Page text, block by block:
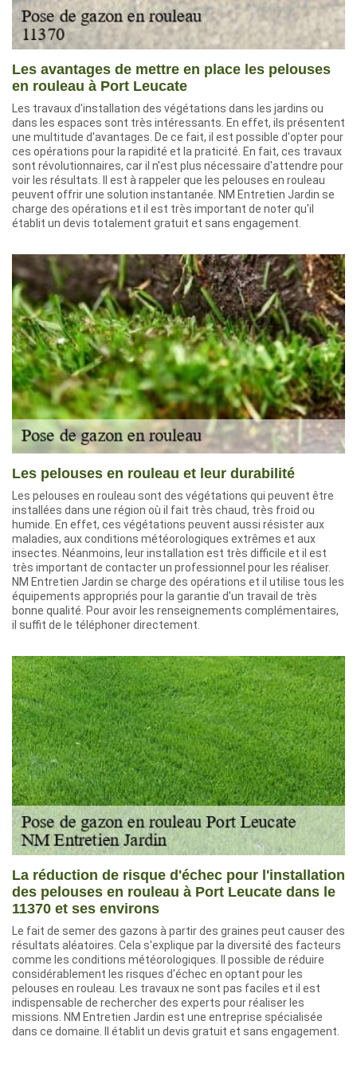
Les avantages de mettre en place les pelouses
en rouleau à Port Leucate
Les travaux d'installation des végétations dans les jardins ou
dans les espaces sont très intéressants. En effet, ils présentent
une multitude d'avantages. De ce fait, il est possible d'opter pour
ces opérations pour la rapidité et la praticité. En fait, ces travaux
sont révolutionnaires, car il n'est plus nécessaire d'attendre pour
voir les résultats. Il est à rappeler que les pelouses en rouleau
peuvent offrir une solution instantanée. NM Entretien Jardin se
charge des opérations et il est très important de noter qu'il
établit un devis totalement gratuit et sans engagement.
Les pelouses en rouleau et leur durabilité
Les pelouses en rouleau sont des végétations qui peuvent être
installées dans une région où il fait très chaud, très froid ou
humide. En effet, ces végétations peuvent aussi résister aux
maladies, aux conditions météorologiques extrêmes et aux
insectes. Néanmoins, leur installation est très difficile et il est
très important de contacter un professionnel pour les réaliser.
NM Entretien Jardin se charge des opérations et il utilise tous les
équipements appropriés pour la garantie d'un travail de très
bonne qualité. Pour avoir les renseignements complémentaires,
il suffit de le téléphoner directement.
La réduction de risque d'échec pour l'installation
des pelouses en rouleau à Port Leucate dans le
11370 et ses environs
Le fait de semer des gazons à partir des graines peut causer des
résultats aléatoires. Cela s'explique par la diversité des facteurs
comme les conditions météorologiques. Il possible de réduire
considérablement les risques d'échec en optant pour les
pelouses en rouleau. Les travaux ne sont pas faciles et il est
indispensable de rechercher des experts pour réaliser les
missions. NM Entretien Jardin est une entreprise spécialisée
dans ce domaine. Il établit un devis gratuit et sans engagement.